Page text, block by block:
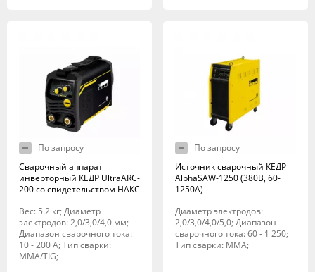
По запросу
Сварочный аппарат
инверторный КЕДР UltraARC-
200 со свидетельством НАКС
Вес: 5.2 кг; Диаметр
электродов: 2,0/3,0/4,0 мм;
Диапазон сварочного тока:
10 - 200 А; Тип сварки:
MMA/TIG;
По запросу
Источник сварочный КЕДР
AlphaSAW-1250 (380В, 60-
1250А)
Диаметр электродов:
2,0/3,0/4,0/5,0; Диапазон
сварочного тока: 60 - 1 250;
Тип сварки: MMA;